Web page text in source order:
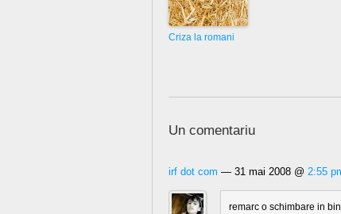
Criza la romani
Un comentariu
irf dot com — 31 mai 2008 @ 2:55
remarc o schimbare in